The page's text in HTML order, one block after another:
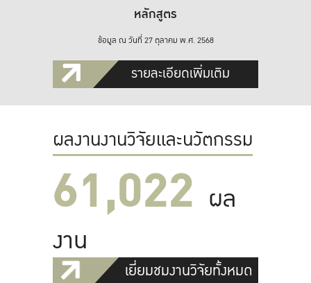
หลักสูตร
ข้อมูล ณ วันที่ 27 ตุลาคม พ.ศ. 2568
รายละเอียดเพิ่มเติม
ผลงานงานวิจัยและนวัตกรรม
61,022 ผล
งาน
เยี่ยมชมงานวิจัยทั้งหมด